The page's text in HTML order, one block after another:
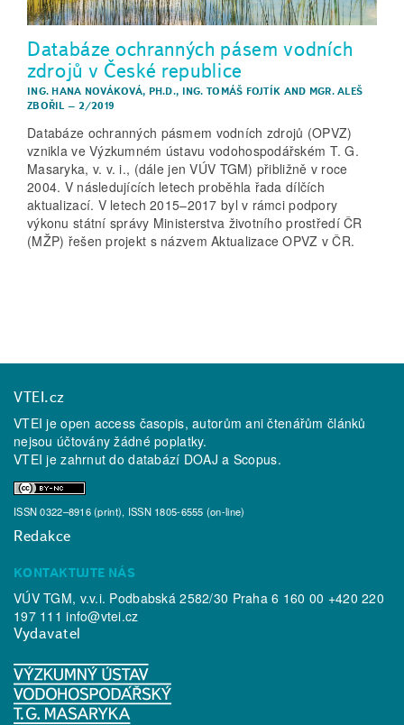
Databáze ochranných pásem vodních
zdrojů v České republice
ING. HANA NOVÁKOVÁ, PH.D., ING. TOMÁŠ FOJTÍK AND MGR. ALEŠ
ZBOŘIL – 2/2019
Databáze ochranných pásmem vodních zdrojů (OPVZ)
vznikla ve Výzkumném ústavu vodohospodářském T. G.
Masaryka, v. v. i., (dále jen VÚV TGM) přibližně v roce
2004. V následujících letech proběhla řada dílčích
aktualizací. V letech 2015–2017 byl v rámci podpory
výkonu státní správy Ministerstva životního prostředí ČR
(MŽP) řešen projekt s názvem Aktualizace OPVZ v ČR.
VTEI.cz
VTEI je open access časopis, autorům ani čtenářům článků
nejsou účtovány žádné poplatky.
VTEI je zahrnut do databází DOAJ a Scopus.
ISSN 0322–8916 (print), ISSN 1805-6555 (on-line)
Redakce
KONTAKTUJTE NÁS
VÚV TGM, v.v.i. Podbabská 2582/30 Praha 6 160 00 +420 220
197 111info@vtei.cz
Vydavatel